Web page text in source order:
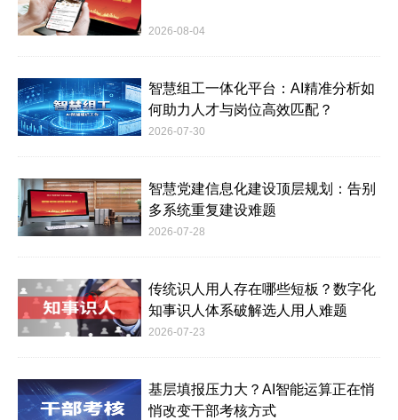
2026-08-04
智慧组工一体化平台：AI精准分析如
何助力人才与岗位高效匹配？
2026-07-30
智慧党建信息化建设顶层规划：告别
多系统重复建设难题
2026-07-28
传统识人用人存在哪些短板？数字化
知事识人体系破解选人用人难题
2026-07-23
基层填报压力大？AI智能运算正在悄
悄改变干部考核方式